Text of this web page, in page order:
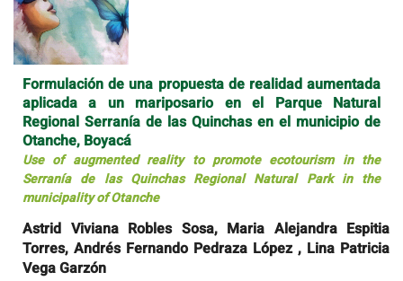
Formulación de una propuesta de realidad aumentada
aplicada a un mariposario en el Parque Natural
Regional Serranía de las Quinchas en el municipio de
Otanche, Boyacá
Use of augmented reality to promote ecotourism in the
Serranía de las Quinchas Regional Natural Park in the
municipality of Otanche
Astrid Viviana Robles Sosa, Maria Alejandra Espitia
Torres, Andrés Fernando Pedraza López , Lina Patricia
Vega Garzón